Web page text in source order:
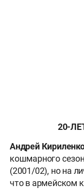
20-
Андрей
кошмарного
(2001/02), но на
что в армейском